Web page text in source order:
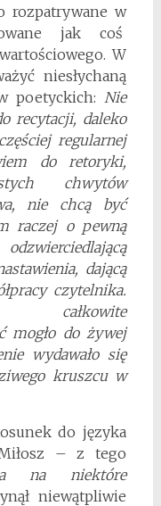
rozpatrywane w
jak coś
W
niesłychaną
poetyckich: Nie
recytacji, daleko
regularnej
do retoryki,
chwytów
nie chcą być
raczej o pewną
dającą
czytelnika.
całkowite
mogło do żywej
wydawało się
kruszcu w
do języka
– z tego
na niektóre
niewątpliwie